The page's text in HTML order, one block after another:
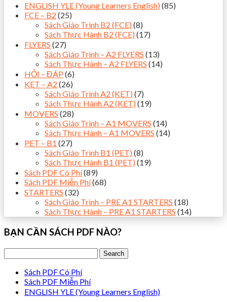
ENGLISH YLE (Young Learners English) (85)
FCE – B2 (25)
Sách Giáo Trình B2 (FCE) (8)
Sách Thực Hành B2 (FCE) (17)
FLYERS (27)
Sách Giáo Trình – A2 FLYERS (13)
Sách Thực Hành – A2 FLYERS (14)
HỎI – ĐÁP (6)
KET – A2 (26)
Sách Giáo Trình A2 (KET) (7)
Sách Thực Hành A2 (KET) (19)
MOVERS (28)
Sách Giáo Trình – A1 MOVERS (14)
Sách Thực Hành – A1 MOVERS (14)
PET – B1 (27)
Sách Giáo Trình B1 (PET) (8)
Sách Thực Hành B1 (PET) (19)
Sách PDF Có Phí(89)
Sách PDF Miễn Phí(68)
STARTERS (32)
Sách Giáo Trình – PRE A1 STARTERS (18)
Sách Thực Hành – PRE A1 STARTERS (14)
BẠN CẦN SÁCH PDF NÀO?
Sách PDF Có Phí
Sách PDF Miễn Phí
ENGLISH YLE (Young Learners English)